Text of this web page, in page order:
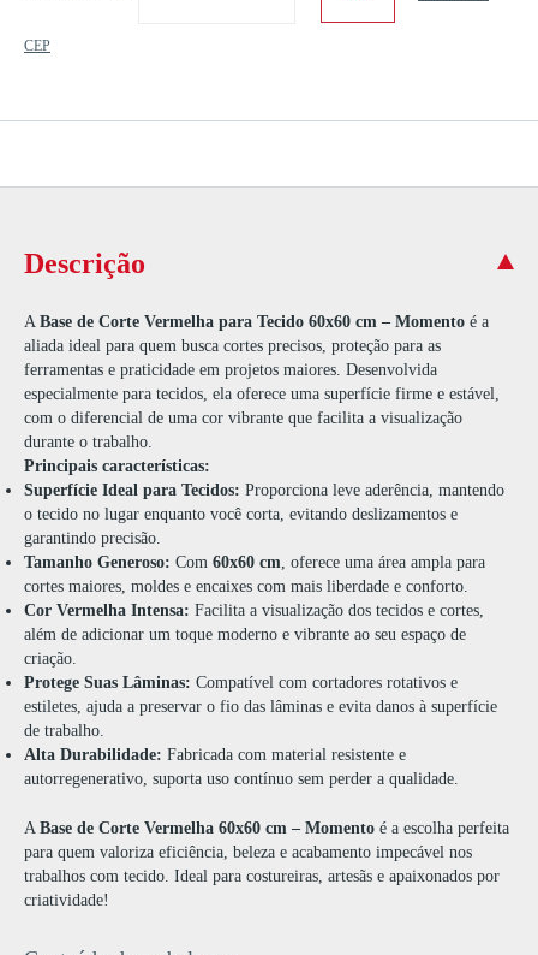
CEP
Descrição
A Base de Corte Vermelha para Tecido 60x60 cm – Momento é a
aliada ideal para quem busca cortes precisos, proteção para as
ferramentas e praticidade em projetos maiores. Desenvolvida
especialmente para tecidos, ela oferece uma superfície firme e estável,
com o diferencial de uma cor vibrante que facilita a visualização
durante o trabalho.
Principais características:
Superfície Ideal para Tecidos: Proporciona leve aderência, mantendo
o tecido no lugar enquanto você corta, evitando deslizamentos e
garantindo precisão.
Tamanho Generoso: Com 60x60 cm, oferece uma área ampla para
cortes maiores, moldes e encaixes com mais liberdade e conforto.
Cor Vermelha Intensa: Facilita a visualização dos tecidos e cortes,
além de adicionar um toque moderno e vibrante ao seu espaço de
criação.
Protege Suas Lâminas: Compatível com cortadores rotativos e
estiletes, ajuda a preservar o fio das lâminas e evita danos à superfície
de trabalho.
Alta Durabilidade: Fabricada com material resistente e
autorregenerativo, suporta uso contínuo sem perder a qualidade.
A Base de Corte Vermelha 60x60 cm – Momento é a escolha perfeita
para quem valoriza eficiência, beleza e acabamento impecável nos
trabalhos com tecido. Ideal para costureiras, artesãs e apaixonados por
criatividade!